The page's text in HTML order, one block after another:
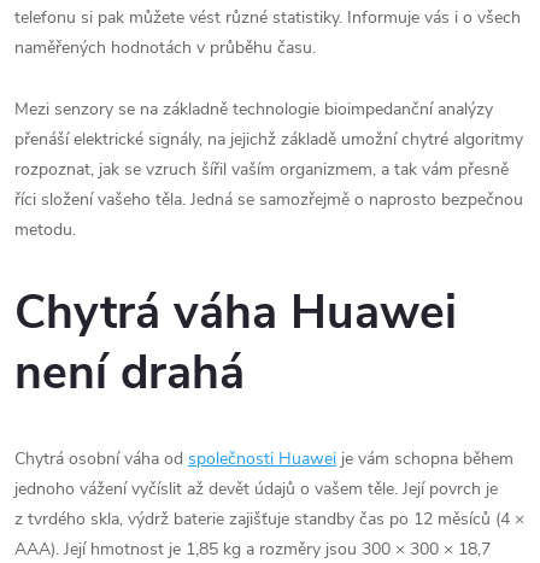
telefonu si pak můžete vést různé statistiky. Informuje vás i o všech
naměřených hodnotách v průběhu času.
Mezi senzory se na základně technologie bioimpedanční analýzy
přenáší elektrické signály, na jejichž základě umožní chytré algoritmy
rozpoznat, jak se vzruch šířil vaším organizmem, a tak vám přesně
říci složení vašeho těla. Jedná se samozřejmě o naprosto bezpečnou
metodu.
Chytrá váha Huawei
není drahá
Chytrá osobní váha od společnosti Huawei je vám schopna během
jednoho vážení vyčíslit až devět údajů o vašem těle. Její povrch je
z tvrdého skla, výdrž baterie zajišťuje standby čas po 12 měsíců (4 ×
AAA). Její hmotnost je 1,85 kg a rozměry jsou 300 × 300 × 18,7